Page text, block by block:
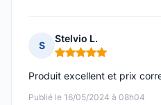
S
Stelvio L.
Note : 5 sur 5
Publié le 16/05/2024 à 08h04
Produit excellent et prix